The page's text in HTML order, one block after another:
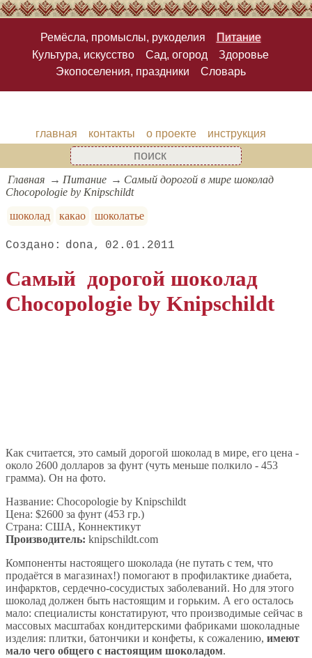
Ремёсла, промыслы, рукоделия
Питание
Культура, искусство
Сад, огород
Здоровье
Экопоселения, праздники
Словарь
главная контакты о проекте инструкция
Главная Питание
Самый дорогой в мире шоколад
Chocopologie by Knipschildt
шоколад
какао шоколатье
dona 02.01.2011
Самый дорогой шоколад
Chocopologie by Knipschildt
Как считается, это самый дорогой шоколад в мире, его цена -
около 2600 долларов за фунт (чуть меньше полкило - 453
грамма). Он на фото.
Название: Chocopologie by Knipschildt
Цена: $2600 за фунт (453 гр.)
Страна: США, Коннектикут
Производитель: knipschildt.com
Компоненты настоящего шоколада (не путать с тем, что
продаётся в магазинах!) помогают в профилактике диабета,
инфарктов, сердечно-сосудистых заболеваний. Но для этого
шоколад должен быть настоящим и горьким. А его осталось
мало: специалисты констатируют, что производимые сейчас в
массовых масштабах кондитерскими фабриками шоколадные
изделия: плитки, батончики и конфеты, к сожалению, имеют
мало чего общего с настоящим шоколадом.